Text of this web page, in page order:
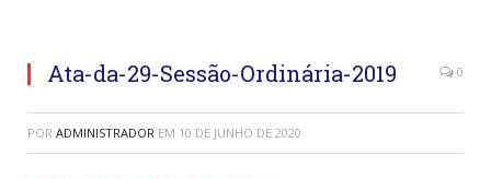
Ata-da-29-Sessão-Ordinária-2019 0
POR ADMINISTRADOR EM 10 DE JUNHO DE 2020